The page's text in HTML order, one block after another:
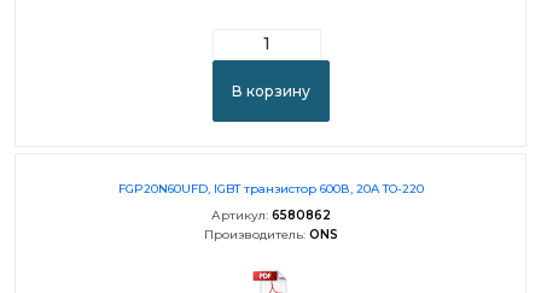
В корзину
FGP20N60UFD, IGBT транзистор 600В, 20A TO-220
Артикул: 6580862
Производитель: ONS